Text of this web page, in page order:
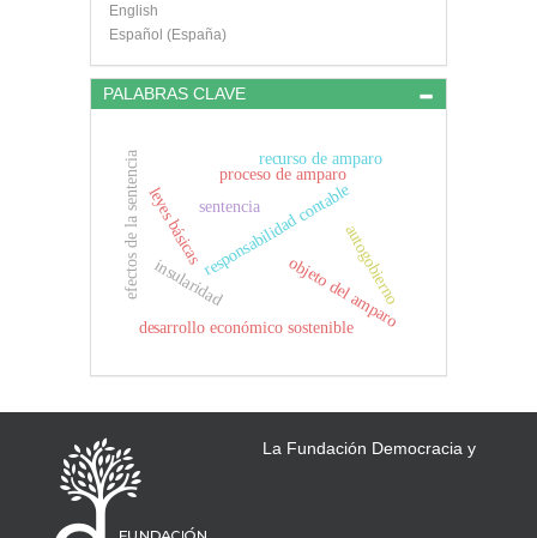
English
Español (España)
PALABRAS CLAVE
responsabilidad contable
insularidad
sentencia
objeto del amparo
proceso de amparo
recurso de amparo
desarrollo económico sostenible
autogobierno
leyes básicas
efectos de la sentencia
La Fundación Democracia y